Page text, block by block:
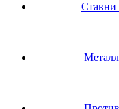
Ставни